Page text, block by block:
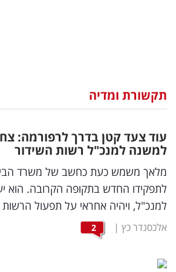
וצרכנות
דיגיטל
וטק
שיווק
ופרסום
תקשורת ומדיה
עוד צעד קטן בדרך לרפורמה:
למשנה למנכ"ל רשות השידור
מלאך משמש כעת כחשב של משרד
לתפקידו החדש בתקופה הקרובה. הוא
למנכ"ל, ויהיה אחראי על תפעול הרשות
אלכסנדר כץ |
2